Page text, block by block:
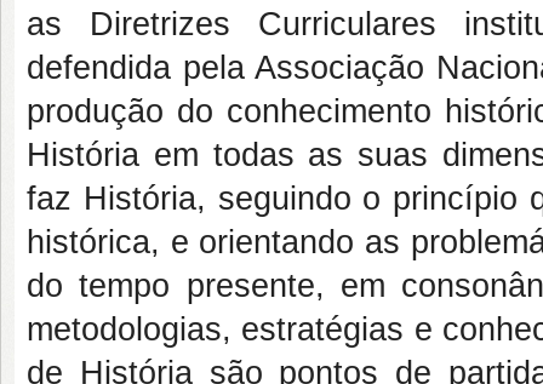
as Diretrizes Curriculares
defendida pela Associação
produção do conhecimento
História em todas as suas
faz História, seguindo o princípio
histórica, e orientando as
do tempo presente, em
metodologias, estratégias e
de História são pontos de